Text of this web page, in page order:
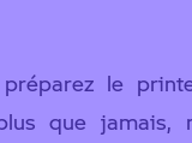
le
que jamais,